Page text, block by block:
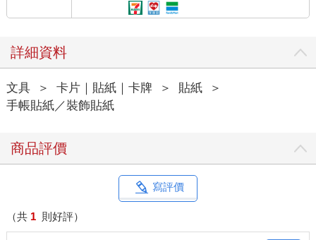
詳細資料
文具 ＞ 卡片｜貼紙｜卡牌 ＞ 貼紙
＞
手帳貼紙／裝飾貼紙
商品評價
寫評價
（共 1 則好評）